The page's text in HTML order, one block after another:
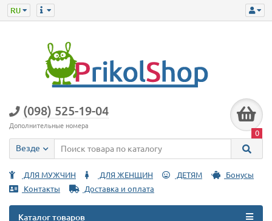
(098) 525-19-04
Дополнительные номера
0
Везде
ДЛЯ МУЖЧИН ДЛЯ ЖЕНЩИН ДЕТЯМ
Бонусы
Контакты
Доставка и оплата
Каталог товаров